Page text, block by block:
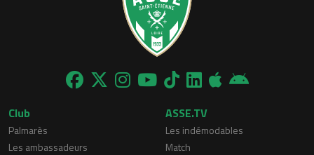
Club
Palmarès
Les ambassadeurs
ASSE.TV
Les indémodables
Match